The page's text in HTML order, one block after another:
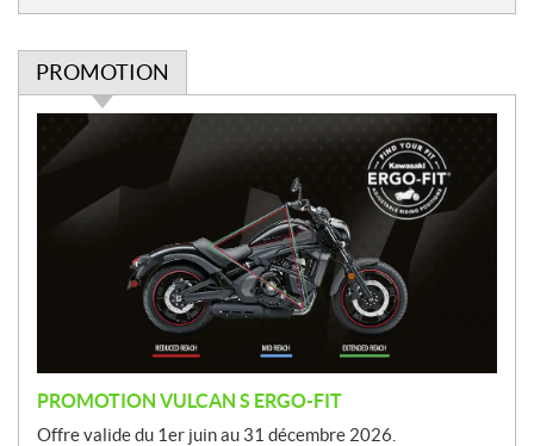
PROMOTION
PROMOTION VULCAN S ERGO-FIT
Offre valide du 1er juin au 31 décembre 2026.